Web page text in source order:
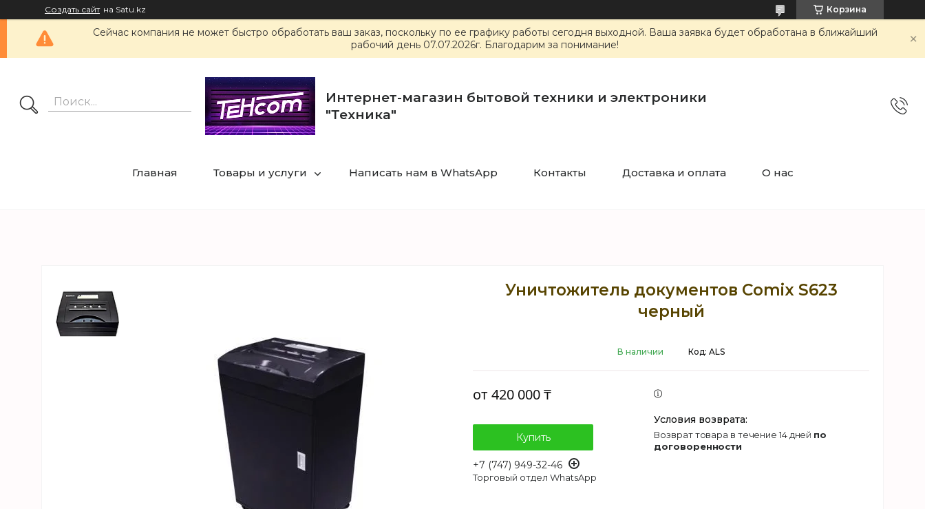
Создать сайт на Satu.kz Корзина
Сейчас компания не может быстро обработать ваш заказ, поскольку по ее графику работы сегодня выходной. Ваша заявка будет обработана в ближайший
рабочий день 07.07.2026г. Благодарим за понимание!
Интернет-магазин бытовой техники и электроники
"Техника"
Главная Товары и услуги Написать нам в WhatsApp Контакты Доставка и оплата О нас
Уничтожитель документов Comix S623
черный
В наличии Код: ALS
от 420 000 ₸
Купить
+7 (747) 949-32-46
Торговый отдел WhatsApp
возврат товара в течение 14 дней по
договоренности